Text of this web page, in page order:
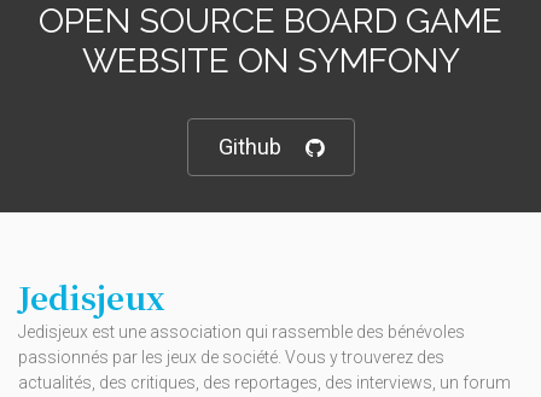
OPEN SOURCE BOARD GAME
WEBSITE ON SYMFONY
Github
Jedisjeux
Jedisjeux est une association qui rassemble des bénévoles
passionnés par les jeux de société. Vous y trouverez des
actualités, des critiques, des reportages, des interviews, un forum